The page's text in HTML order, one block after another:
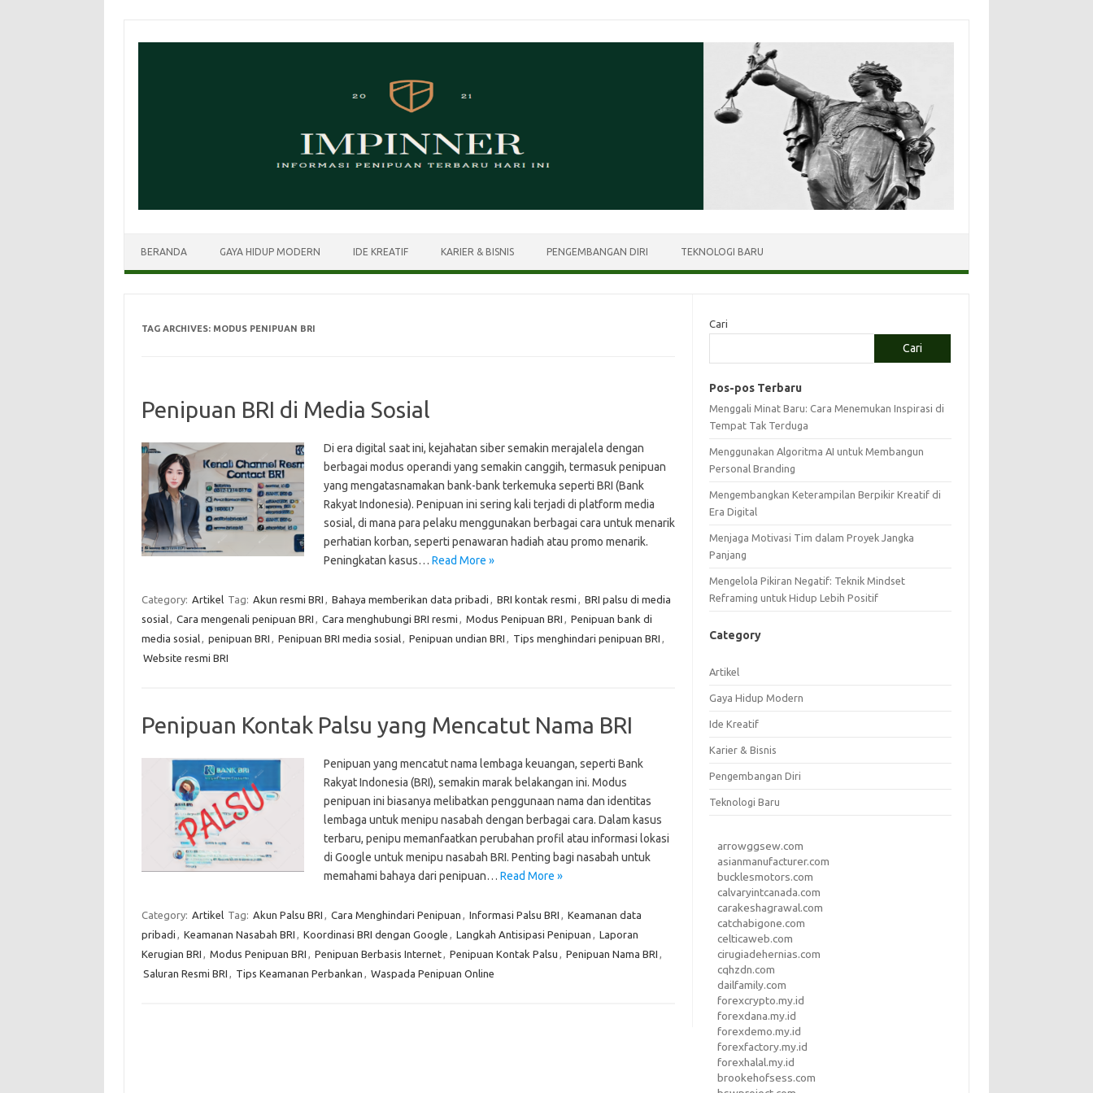
BERANDA GAYA HIDUP MODERN IDE KREATIF KARIER & BISNIS PENGEMBANGAN DIRI TEKNOLOGI BARU
TAG ARCHIVES: MODUS PENIPUAN BRI
Penipuan BRI di Media Sosial
Di era digital saat ini, kejahatan siber semakin merajalela dengan
berbagai modus operandi yang semakin canggih, termasuk penipuan
yang mengatasnamakan bank-bank terkemuka seperti BRI (Bank
Rakyat Indonesia). Penipuan ini sering kali terjadi di platform media
sosial, di mana para pelaku menggunakan berbagai cara untuk menarik
perhatian korban, seperti penawaran hadiah atau promo menarik.
Peningkatan kasus… Read More »
Category: Artikel Tag: Akun resmi BRI Bahaya memberikan data pribadi BRI kontak resmi
BRI palsu di media
sosial
Cara mengenali penipuan BRI Cara menghubungi BRI resmi Modus Penipuan BRI
Penipuan bank di
media sosial
penipuan BRI Penipuan BRI media sosial Penipuan undian BRI Tips menghindari penipuan BRI
Website resmi BRI
Penipuan Kontak Palsu yang Mencatut Nama BRI
Penipuan yang mencatut nama lembaga keuangan, seperti Bank
Rakyat Indonesia (BRI), semakin marak belakangan ini. Modus
penipuan ini biasanya melibatkan penggunaan nama dan identitas
lembaga untuk menipu nasabah dengan berbagai cara. Dalam kasus
terbaru, penipu memanfaatkan perubahan profil atau informasi lokasi
di Google untuk menipu nasabah BRI. Penting bagi nasabah untuk
memahami bahaya dari penipuan… Read More »
Category: Artikel Tag: Akun Palsu BRI Cara Menghindari Penipuan Informasi Palsu BRI
Keamanan data
pribadi
Keamanan Nasabah BRI Koordinasi BRI dengan Google Langkah Antisipasi Penipuan
Laporan
Kerugian BRI
Modus Penipuan BRI Penipuan Berbasis Internet Penipuan Kontak Palsu Penipuan Nama BRI
Saluran Resmi BRI
Tips Keamanan Perbankan Waspada Penipuan Online
Cari
Cari
Pos-pos Terbaru
Menggali Minat Baru: Cara Menemukan Inspirasi di
Tempat Tak Terduga
Menggunakan Algoritma AI untuk Membangun
Personal Branding
Mengembangkan Keterampilan Berpikir Kreatif di
Era Digital
Menjaga Motivasi Tim dalam Proyek Jangka
Panjang
Mengelola Pikiran Negatif: Teknik Mindset
Reframing untuk Hidup Lebih Positif
Category
Artikel
Gaya Hidup Modern
Ide Kreatif
Karier & Bisnis
Pengembangan Diri
Teknologi Baru
arrowggsew.com
asianmanufacturer.com
bucklesmotors.com
calvaryintcanada.com
carakeshagrawal.com
catchabigone.com
celticaweb.com
cirugiadehernias.com
cqhzdn.com
dailfamily.com
forexcrypto.my.id
forexdana.my.id
forexdemo.my.id
forexfactory.my.id
forexhalal.my.id
brookehofsess.com